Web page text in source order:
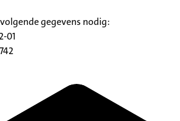
gegevens nodig:
01